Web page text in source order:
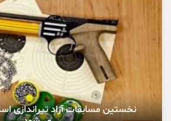
نخستین مسابقات آزاد تیراندازی